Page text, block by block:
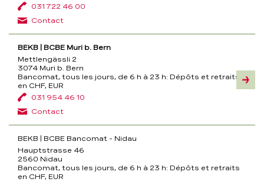
031 722 46 00
Contact
BEKB | BCBE Muri b. Bern
Mettlengässli 2
3074 Muri b. Bern
Bancomat, tous les jours, de 6 h à 23 h: Dépôts et retraits
en CHF, EUR
031 954 46 10
Contact
BEKB | BCBE Bancomat - Nidau
Hauptstrasse 46
2560 Nidau
Bancomat, tous les jours, de 6 h à 23 h: Dépôts et retraits
en CHF, EUR